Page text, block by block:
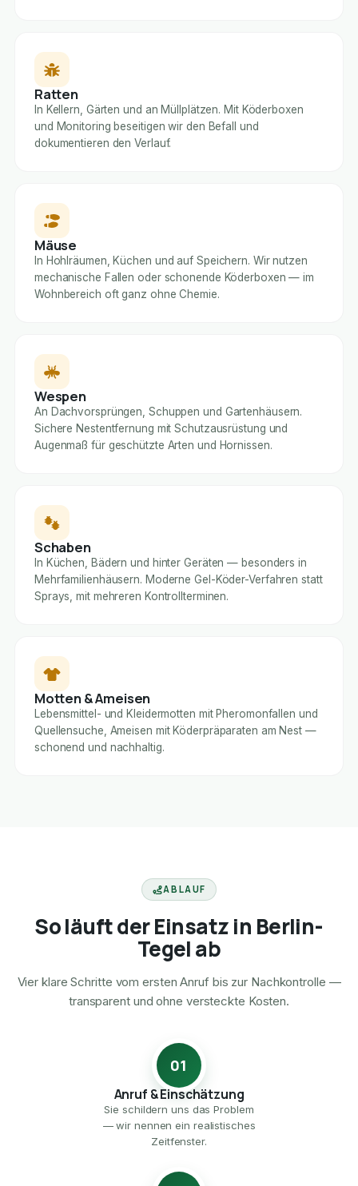
Ratten
In Kellern, Gärten und an Müllplätzen. Mit Köderboxen
und Monitoring beseitigen wir den Befall und
dokumentieren den Verlauf.
Mäuse
In Hohlräumen, Küchen und auf Speichern. Wir nutzen
mechanische Fallen oder schonende Köderboxen — im
Wohnbereich oft ganz ohne Chemie.
Wespen
An Dachvorsprüngen, Schuppen und Gartenhäusern.
Sichere Nestentfernung mit Schutzausrüstung und
Augenmaß für geschützte Arten und Hornissen.
Schaben
In Küchen, Bädern und hinter Geräten — besonders in
Mehrfamilienhäusern. Moderne Gel-Köder-Verfahren statt
Sprays, mit mehreren Kontrollterminen.
Motten & Ameisen
Lebensmittel- und Kleidermotten mit Pheromonfallen und
Quellensuche, Ameisen mit Köderpräparaten am Nest —
schonend und nachhaltig.
ABLAUF
So läuft der Einsatz in Berlin-
Tegel ab
Vier klare Schritte vom ersten Anruf bis zur Nachkontrolle —
transparent und ohne versteckte Kosten.
01
Anruf & Einschätzung
Sie schildern uns das Problem
— wir nennen ein realistisches
Zeitfenster.